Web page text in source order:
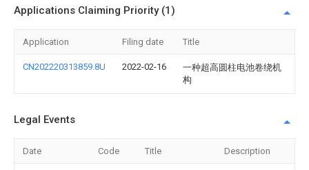
Applications Claiming Priority (1)
Application Filing date Title
CN202220313859.8U 2022-02-16
一种超高圆柱电池卷绕机
构
Legal Events
Date Code Title Description